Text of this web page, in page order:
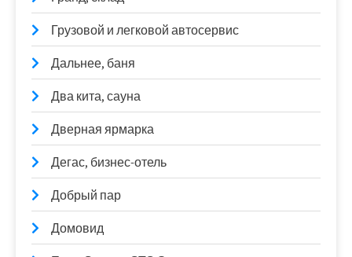
Грузовой и легковой автосервис
Дальнее, баня
Два кита, сауна
Дверная ярмарка
Дегас, бизнес-отель
Добрый пар
Домовид